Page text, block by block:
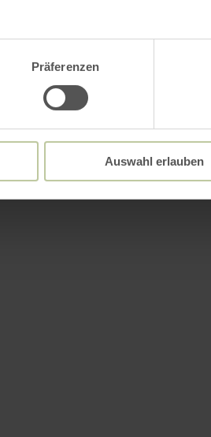
Präferenzen
Auswahl erlauben